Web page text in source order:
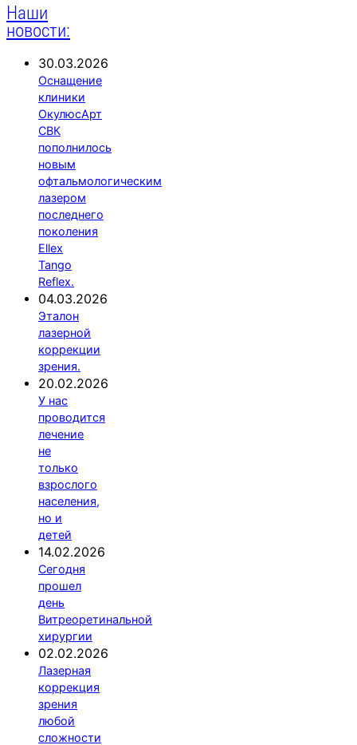
Наши
новости:
30.03.2026
Оснащение
клиники
ОкулюсАрт
СВК
пополнилось
новым
офтальмологическим
лазером
последнего
поколения
Ellex
Tango
Reflex.
04.03.2026
Эталон
лазерной
коррекции
зрения.
20.02.2026
У нас
проводится
лечение
не
только
взрослого
населения,
но и
детей
14.02.2026
Сегодня
прошел
день
Витреоретинальной
хирургии
02.02.2026
Лазерная
коррекция
зрения
любой
сложности